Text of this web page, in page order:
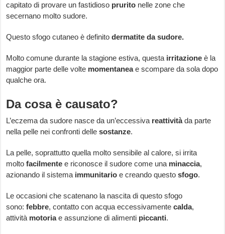
capitato di provare un fastidioso prurito nelle zone che
secernano molto sudore.
Questo sfogo cutaneo è definitodermatite da sudore.
Molto comune durante la stagione estiva, questa irritazione è la
maggior parte delle volte momentaneae scompare da sola dopo
qualche ora.
Da cosa è causato?
L’eczema da sudore nasce da un’eccessiva reattivitàda parte
nella pelle nei confronti dellesostanze.
La pelle, soprattutto quella molto sensibile al calore, si irrita
moltofacilmente e riconosce il sudore come una minaccia,
azionando il sistema immunitario e creando questosfogo.
Le occasioni che scatenano la nascita di questo sfogo
sono:febbre, contatto con acqua eccessivamentecalda,
attività motoriae assunzione di alimenti piccanti.